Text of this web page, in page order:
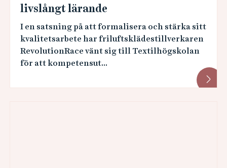
livslångt lärande
I en satsning på att formalisera och stärka sitt
kvalitetsarbete har friluftsklädestillverkaren
RevolutionRace vänt sig till Textilhögskolan
för att kompetensut...